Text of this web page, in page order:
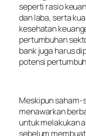
seperti rasio
dan laba, serta
kesehatan
pertumbuhan
bank juga harus
potensi
Meskipun saham-
menawarkan
untuk melakukan
sebelum